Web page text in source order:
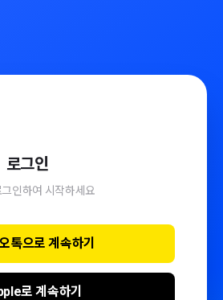
로그인
인하여 시작하세요
톡으로 계속하기
로 계속하기